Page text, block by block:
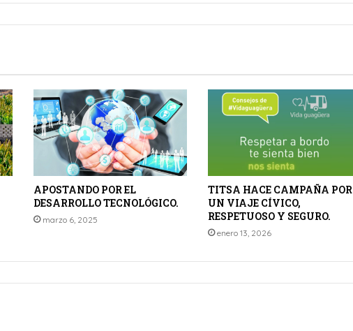
APOSTANDO POR EL
DESARROLLO TECNOLÓGICO.
marzo 6, 2025
TITSA HACE CAMPAÑA POR
UN VIAJE CÍVICO,
RESPETUOSO Y SEGURO.
enero 13, 2026